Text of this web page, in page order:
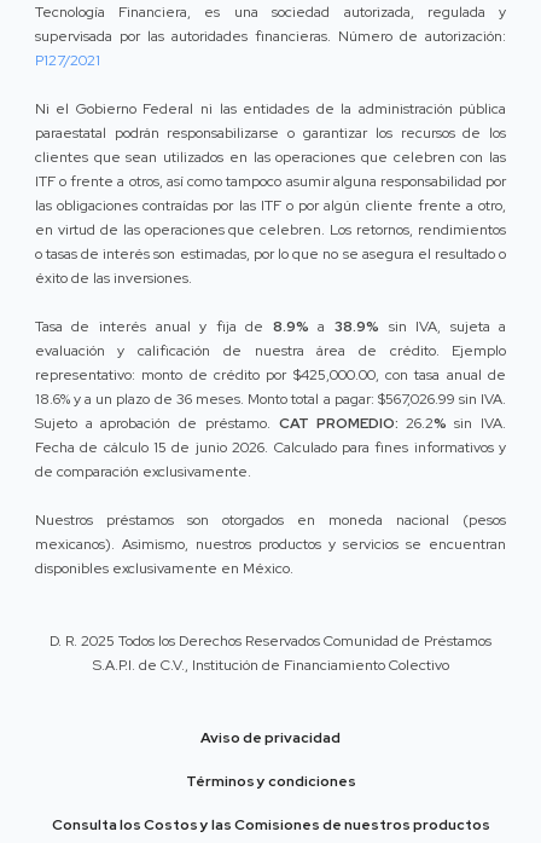
Tecnología Financiera, es una sociedad autorizada, regulada y
supervisada por las autoridades financieras. Número de autorización:
P127/2021
Ni el Gobierno Federal ni las entidades de la administración pública
paraestatal podrán responsabilizarse o garantizar los recursos de los
clientes que sean utilizados en las operaciones que celebren con las
ITF o frente a otros, así como tampoco asumir alguna responsabilidad por
las obligaciones contraídas por las ITF o por algún cliente frente a otro,
en virtud de las operaciones que celebren. Los retornos, rendimientos
o tasas de interés son estimadas, por lo que no se asegura el resultado o
éxito de las inversiones.
Tasa de interés anual y fija de 8.9% a 38.9% sin IVA, sujeta a
evaluación y calificación de nuestra área de crédito. Ejemplo
representativo: monto de crédito por $425,000.00, con tasa anual de
18.6% y a un plazo de 36 meses. Monto total a pagar: $567,026.99 sin IVA.
Sujeto a aprobación de préstamo. CAT PROMEDIO: 26.2% sin IVA.
Fecha de cálculo 15 de junio 2026. Calculado para fines informativos y
de comparación exclusivamente.
Nuestros préstamos son otorgados en moneda nacional (pesos
mexicanos). Asimismo, nuestros productos y servicios se encuentran
disponibles exclusivamente en México.
D. R. 2025 Todos los Derechos Reservados Comunidad de Préstamos
S.A.P.I. de C.V., Institución de Financiamiento Colectivo
Aviso de privacidad
Términos y condiciones
Consulta los Costos y las Comisiones de nuestros productos